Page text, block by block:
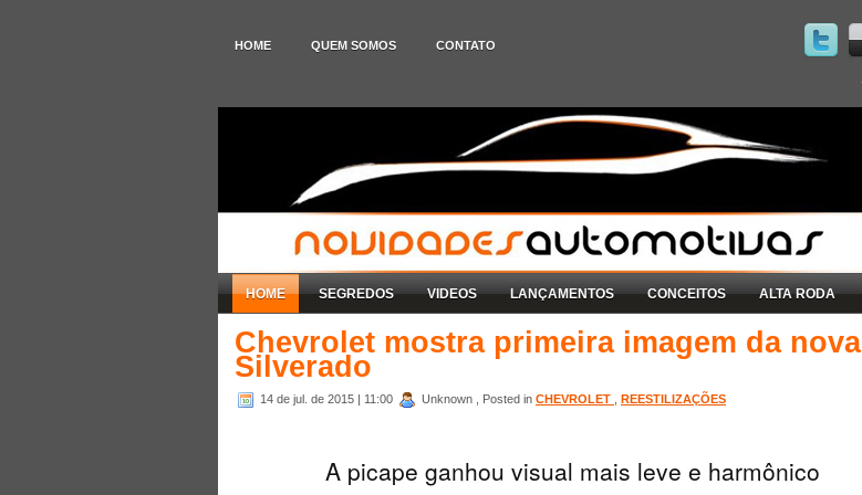
HOME QUEM SOMOS CONTATO
HOME SEGREDOS VIDEOS LANÇAMENTOS CONCEITOS ALTA RODA
Chevrolet mostra primeira imagem da nova
Silverado
14 de jul. de 2015 | 11:00 Unknown , Posted in CHEVROLET REESTILIZAÇÕES
A picape ganhou visual mais leve e harmônico